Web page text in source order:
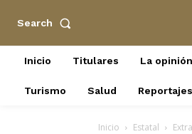
Search
Inicio Titulares La
Turismo Salud Reportajes
Inicio Estatal